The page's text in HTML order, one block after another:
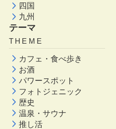
四国
九州
テーマ
THEME
カフェ・食べ歩き
お酒
パワースポット
フォトジェニック
歴史
温泉・サウナ
推し活